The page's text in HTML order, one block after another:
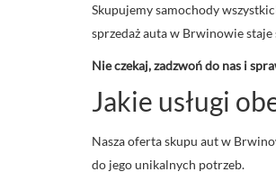
Skupujemy samochody
sprzedaż auta w Brwinowie
Nie czekaj, zadzwoń do nas i
Jakie usługi
Nasza oferta skupu aut w
do jego unikalnych potrzeb.